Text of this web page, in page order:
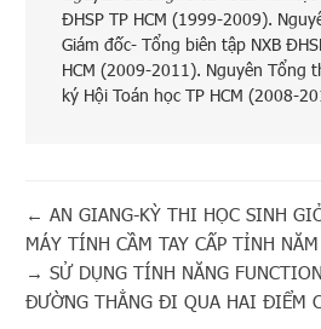
ĐHSP TP HCM (1999-2009).
Giám đốc- Tổng biên tập NXB
HCM (2009-2011). Nguyên Tổng
ký Hội Toán học TP HCM (2008-
← AN GIANG-KỲ THI HỌC SINH
MÁY TÍNH CẦM TAY CẤP TỈNH
→ SỬ DỤNG TÍNH NĂNG
ĐƯỜNG THẲNG ĐI QUA HAI ĐIỂM